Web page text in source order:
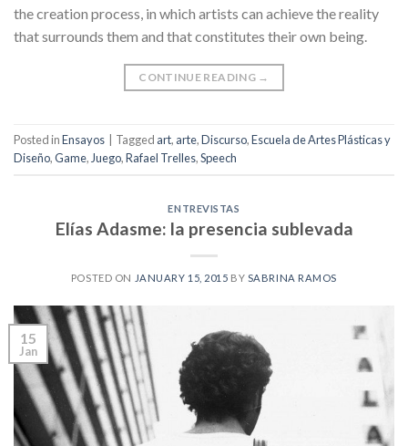
the creation process, in which artists can achieve the reality
that surrounds them and that constitutes their own being.
CONTINUE READING →
Posted inEnsayos Tagged art, arte,Discurso,Escuela de Artes Plásticas y
Diseño,Game, Juego,Rafael Trelles,Speech
ENTREVISTAS
Elías Adasme: la presencia sublevada
POSTED ON JANUARY 15, 2015 BY SABRINA RAMOS
15
Jan